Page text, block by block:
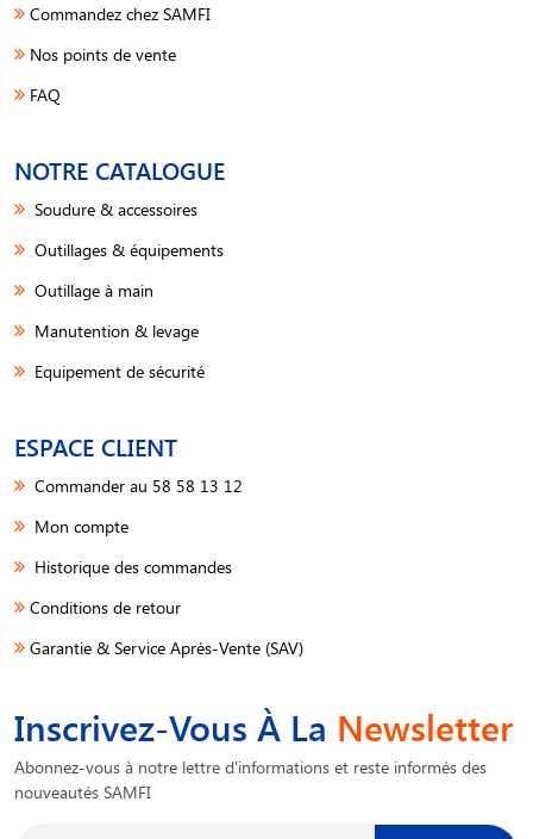
Commandez chez SAMFI
Nos points de vente
FAQ
NOTRE CATALOGUE
Soudure & accessoires
Outillages & équipements
Outillage à main
Manutention & levage
Equipement de sécurité
ESPACE CLIENT
Commander au 58 58 13 12
Mon compte
Historique des commandes
Conditions de retour
Garantie & Service Après-Vente (SAV)
Inscrivez-Vous À La Newsletter
Abonnez-vous à notre lettre d'informations et reste informés des
nouveautés SAMFI